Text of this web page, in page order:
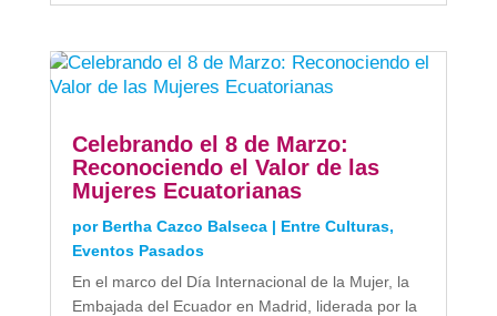
Celebrando el 8 de Marzo:
Reconociendo el Valor de las
Mujeres Ecuatorianas
por Bertha Cazco Balseca| Entre Culturas,
Eventos Pasados
En el marco del Día Internacional de la Mujer, la
Embajada del Ecuador en Madrid, liderada por la